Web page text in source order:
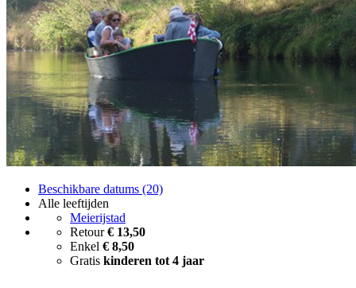
Beschikbare datums (20)
Alle leeftijden
Meierijstad
Retour€ 13,50
Enkel € 8,50
Gratis kinderen tot 4 jaar